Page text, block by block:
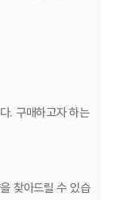
. 구매하고자 하는